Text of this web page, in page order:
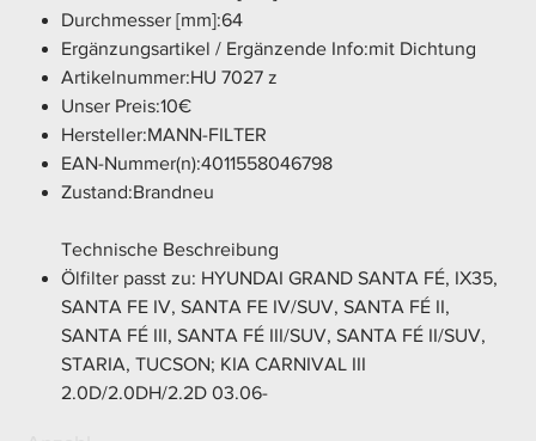
Durchmesser [mm]:64
Ergänzungsartikel / Ergänzende Info:mit Dichtung
Artikelnummer:HU 7027 z
Unser Preis:10€
Hersteller:MANN-FILTER
EAN-Nummer(n):4011558046798
Zustand:Brandneu
Technische Beschreibung
Ölfilter passt zu: HYUNDAI GRAND SANTA FÉ, IX35,
SANTA FE IV, SANTA FE IV/SUV, SANTA FÉ II,
SANTA FÉ III, SANTA FÉ III/SUV, SANTA FÉ II/SUV,
STARIA, TUCSON; KIA CARNIVAL III
2.0D/2.0DH/2.2D 03.06-